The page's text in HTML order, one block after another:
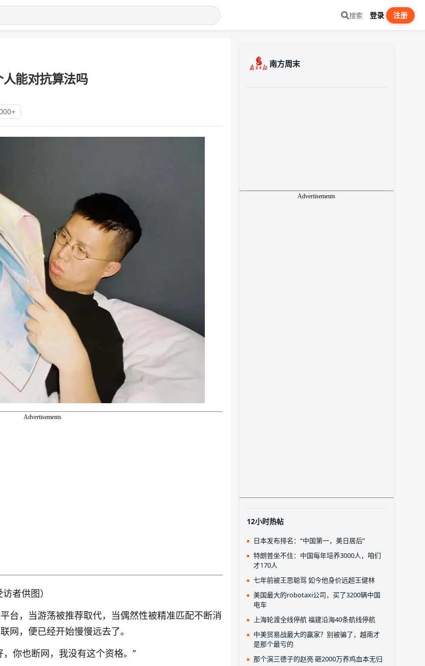
搜索 登录 注册
能对抗算法吗
Advertisements
者供图）
台，当游荡被推荐取代，当偶然性被精准匹配不断消
网，便已经开始慢慢远去了。
你也断网，我没有这个资格。”
南方周末
Advertisements
12小时热帖
日本发布排名：“中国第一，美日居后”
特朗普坐不住：中国每年培养3000人，咱们
才170人
七年前被王思聪骂 如今他身价远超王健林
美国最大的robotaxi公司，买了3200辆中国
电车
上海轮渡全线停航 福建沿海40条航线停航
中美贸易战最大的赢家？别被骗了，越南才
是那个最亏的
那个演三德子的赵亮 砸2000万养鸡血本无归